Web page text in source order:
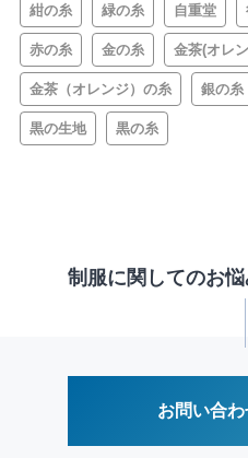
紺の糸 緑の糸 自重堂
赤の糸 金の糸 金茶(オレ
金茶（オレンジ）の糸 銀の糸
黒の生地 黒の糸
制服に関してのお
お問い合